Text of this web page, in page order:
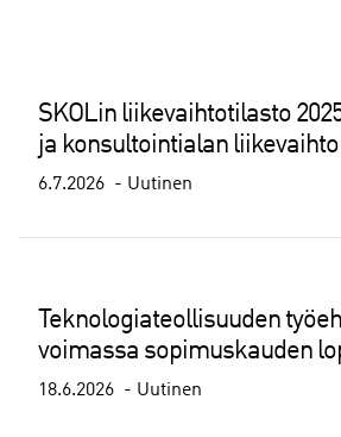
SKOLin liikevaihtotilasto
ja konsultointialan
6.7.2026 Uutinen
Teknologiateollisuuden
voimassa sopimuskauden
18.6.2026 Uutinen